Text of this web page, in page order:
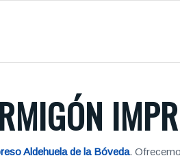
Aldehuela de la Bóveda.